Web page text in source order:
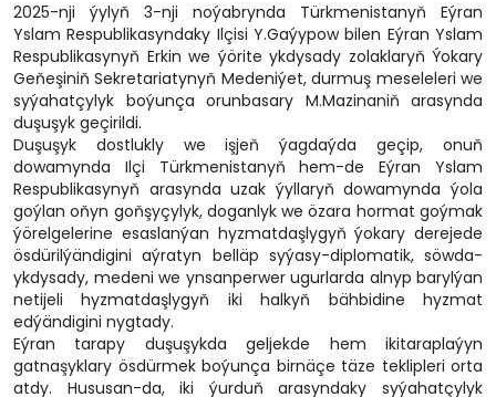
2025-nji ýylyň 3-nji noýabrynda Türkmenistanyň Eýran
Yslam Respublikasyndaky Ilçisi Y.Gaýypow bilen Eýran Yslam
Respublikasynyň Erkin we ýörite ykdysady zolaklaryň Ýokary
Geňeşiniň Sekretariatynyň Medeniýet, durmuş meseleleri we
syýahatçylyk boýunça orunbasary M.Mazinaniň arasynda
duşuşyk geçirildi.
Duşuşyk dostlukly we işjeň ýagdaýda geçip, onuň
dowamynda Ilçi Türkmenistanyň hem-de Eýran Yslam
Respublikasynyň arasynda uzak ýyllaryň dowamynda ýola
goýlan oňyn goňşyçylyk, doganlyk we özara hormat goýmak
ýörelgelerine esaslanýan hyzmatdaşlygyň ýokary derejede
ösdürilýändigini aýratyn belläp syýasy-diplomatik, söwda-
ykdysady, medeni we ynsanperwer ugurlarda alnyp barylýan
netijeli hyzmatdaşlygyň iki halkyň bähbidine hyzmat
edýändigini nygtady.
Eýran tarapy duşuşykda geljekde hem ikitaraplaýyn
gatnaşyklary ösdürmek boýunça birnäçe täze teklipleri orta
atdy. Hususan-da, iki ýurduň arasyndaky syýahatçylyk